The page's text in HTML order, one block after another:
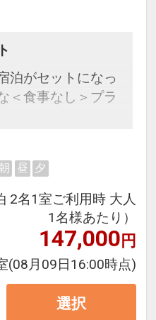
泊がセットになっ
＜食事なし＞プラ
クパッケージだか
もちろん周遊旅行
だけの宿泊や延
自由自在です。
のJAL（または
約！フライトマイ
。
タカーや現地交
昼 夕
2名1室ご利用時 大人
1名様あたり）
147,000円
(08月09日16:00時点)
選択